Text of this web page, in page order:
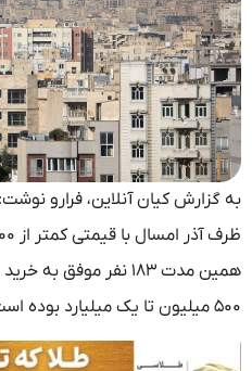
همین مدت ۱۸۳ نفر
۵۰۰ میلیون تا یک میلیارد بوده است